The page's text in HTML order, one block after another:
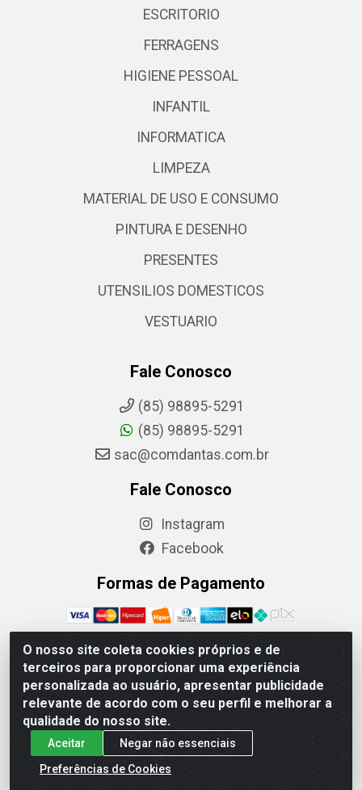
O nosso site coleta cookies próprios e de
terceiros para proporcionar uma experiência
personalizada ao usuário, apresentar publicidade
relevante de acordo com o seu perfil e melhorar a
qualidade do nosso site.
Aceitar
Negar não essenciais
Preferências de Cookies
ESCRITORIO
FERRAGENS
HIGIENE PESSOAL
INFANTIL
INFORMATICA
LIMPEZA
MATERIAL DE USO E CONSUMO
PINTURA E DESENHO
PRESENTES
UTENSILIOS DOMESTICOS
VESTUARIO
Fale Conosco
(85) 98895-5291
(85) 98895-5291
sac@comdantas.com.br
Fale Conosco
Instagram
Facebook
Formas de Pagamento
Rafael & Dantas LTDA - Rua Floriano Peixoto, 137-
Centro, CEP: 60025-130 | CNPJ: 02.884.314/0001-20